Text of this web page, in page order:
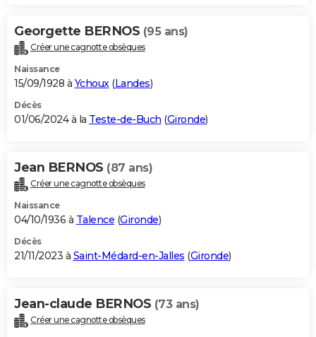
Georgette BERNOS (95 ans)
Créer une cagnotte obsèques
Naissance
15/09/1928 à Ychoux(Landes)
Décès
01/06/2024 à la Teste-de-Buch (Gironde)
Jean BERNOS (87 ans)
Créer une cagnotte obsèques
Naissance
04/10/1936 à Talence (Gironde)
Décès
21/11/2023 à Saint-Médard-en-Jalles (Gironde)
Jean-claude BERNOS (73 ans)
Créer une cagnotte obsèques